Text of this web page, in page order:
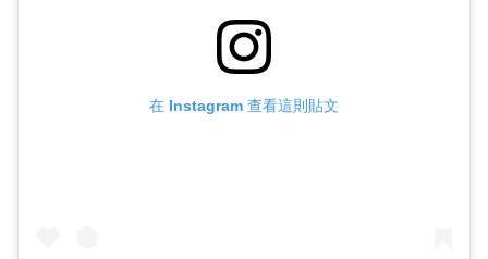
在 Instagram 查看這則貼文